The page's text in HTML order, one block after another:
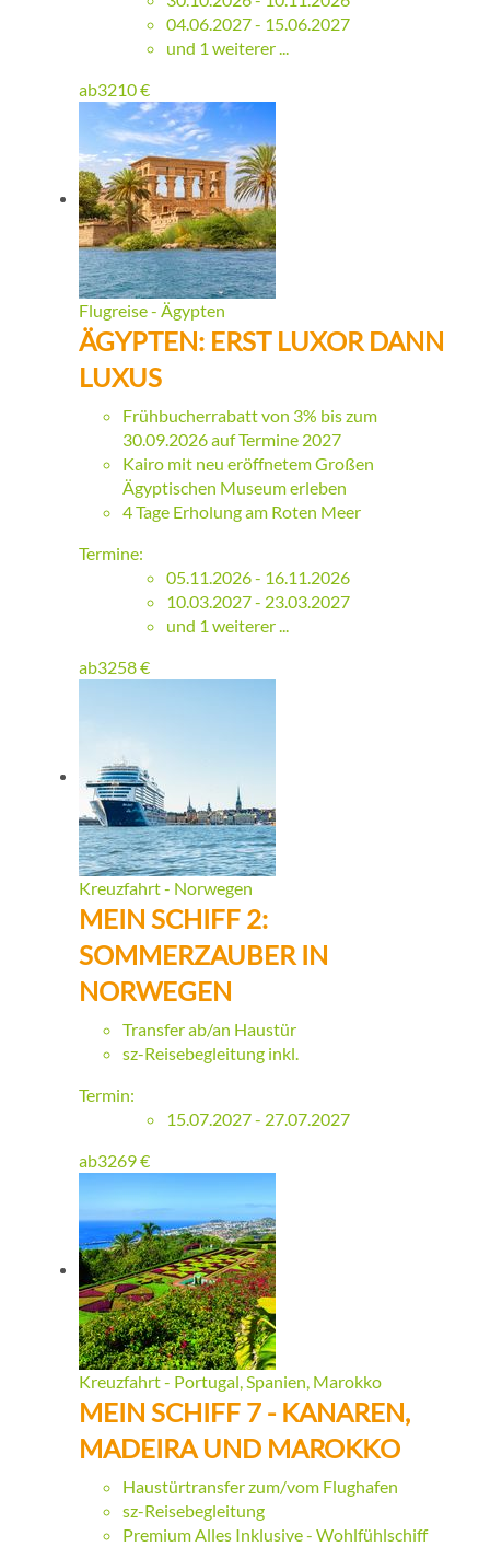
04.06.2027 - 15.06.2027
und 1 weiterer ...
ab3210€
Flugreise - Ägypten
ÄGYPTEN: ERST LUXOR DANN
LUXUS
Frühbucherrabatt von 3% bis zum
30.09.2026 auf Termine 2027
Kairo mit neu eröffnetem Großen
Ägyptischen Museum erleben
4 Tage Erholung am Roten Meer
Termine:
05.11.2026 - 16.11.2026
10.03.2027 - 23.03.2027
und 1 weiterer ...
ab3258€
Kreuzfahrt - Norwegen
MEIN SCHIFF 2:
SOMMERZAUBER IN
NORWEGEN
Transfer ab/an Haustür
sz-Reisebegleitung inkl.
Termin:
15.07.2027 - 27.07.2027
ab3269€
Kreuzfahrt - Portugal, Spanien, Marokko
MEIN SCHIFF 7 - KANAREN,
MADEIRA UND MAROKKO
Haustürtransfer zum/vom Flughafen
sz-Reisebegleitung
Premium Alles Inklusive - Wohlfühlschiff